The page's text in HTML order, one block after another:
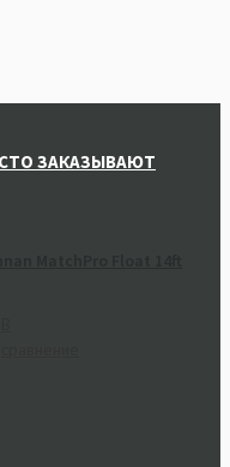
ЗАКАЗЫВАЮТ
MatchPro Float 14ft